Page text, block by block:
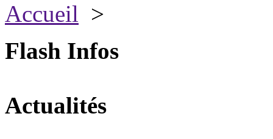
Accueil >
Flash Infos
Actualités